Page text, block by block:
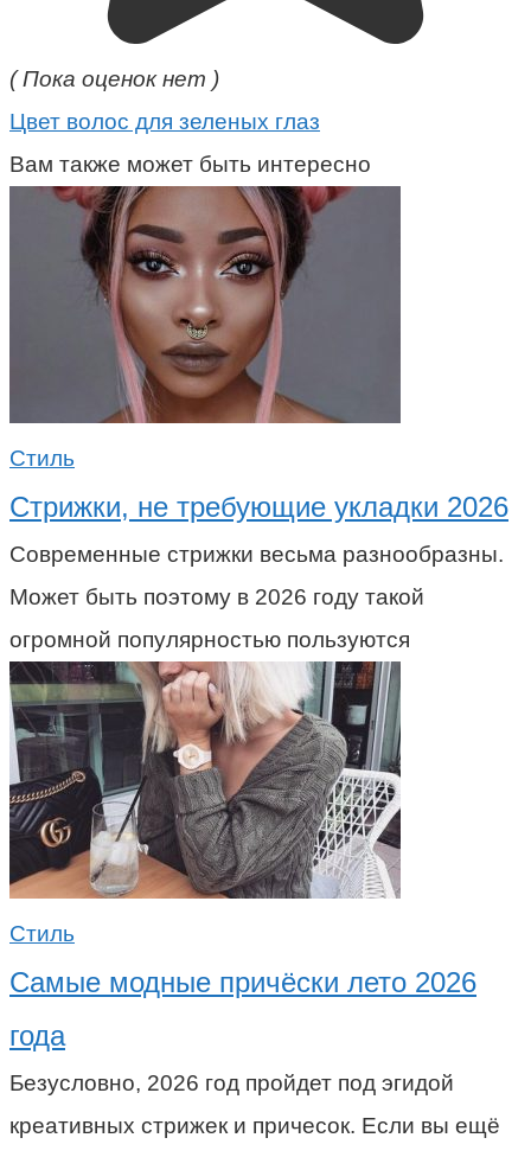
( Пока оценок нет )
Цвет волос для зеленых глаз
Вам также может быть интересно
Стиль
Стрижки, не требующие укладки 2026
Современные стрижки весьма разнообразны.
Может быть поэтому в 2026 году такой
огромной популярностью пользуются
Стиль
Самые модные причёски лето 2026
года
Безусловно, 2026 год пройдет под эгидой
креативных стрижек и причесок. Если вы ещё